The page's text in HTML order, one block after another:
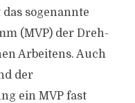
sogenannte
(MVP) der Dreh-
Arbeitens. Auch
der
ein MVP fast